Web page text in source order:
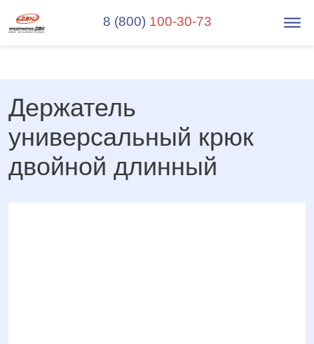
8 (800) 100-30-73
Держатель
универсальный крюк
двойной длинный